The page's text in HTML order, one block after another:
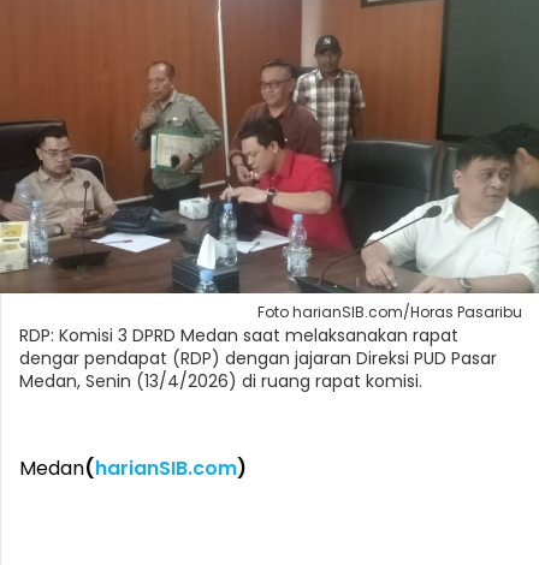
Foto harianSIB.com/Horas Pasaribu
RDP: Komisi 3 DPRD Medan saat melaksanakan rapat
dengar pendapat (RDP) dengan jajaran Direksi PUD Pasar
Medan, Senin (13/4/2026) di ruang rapat komisi.
Medan(harianSIB.com)